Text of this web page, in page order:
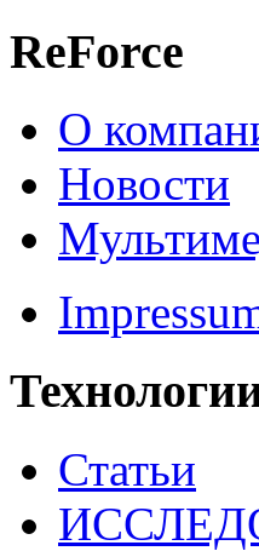
ReForce
О
Новости
Статьи